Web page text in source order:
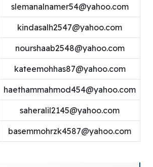
slemanalnamer54@yahoo.com
kindasalh2547@yahoo.com
nourshaab2548@yahoo.com
kateemohhas87@yahoo.com
haethammahmod454@yahoo.com
saheralil2145@yahoo.com
basemmohrzk4587@yahoo.com